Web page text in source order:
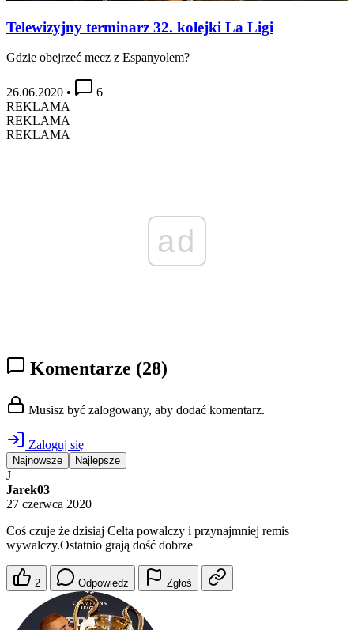
Telewizyjny terminarz 32. kolejki La Ligi
Gdzie obejrzeć mecz z Espanyolem?
26.06.2020 •
6
REKLAMA
REKLAMA
REKLAMA
ad
Komentarze (28)
Musisz być zalogowany, aby dodać komentarz.
Zaloguj się
Najnowsze Najlepsze
J
Jarek03
27 czerwca 2020
Coś czuje że dzisiaj Celta powalczy i przynajmniej remis
wywalczy.Ostatnio grają dość dobrze
2 Odpowiedz Zgłoś